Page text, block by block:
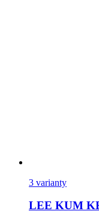
3 varianty
LEE KUM